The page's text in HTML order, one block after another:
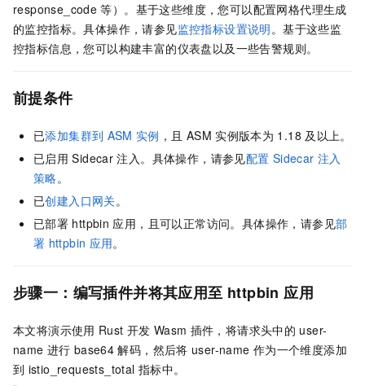
response_code 等）。基于这些维度，您可以配置网格代理生成
的监控指标。具体操作，请参见监控指标设置说明。基于这些监
控指标信息，您可以构建丰富的仪表盘以及一些告警规则。
前提条件
已添加集群到 ASM 实例 ，且 ASM 实例版本为 1.18 及以上。
已启用 Sidecar 注入。具体操作，请参见配置 Sidecar 注入
策略。
已创建入口网关。
已部署 httpbin 应用，且可以正常访问。具体操作，请参见部
署 httpbin 应用。
步骤一：编写插件并将其应用至 httpbin 应用
本文将演示使用 Rust 开发 Wasm 插件，将请求头中的 user-
name 进行 base64 解码，然后将 user-name 作为一个维度添加
到 istio_requests_total 指标中。